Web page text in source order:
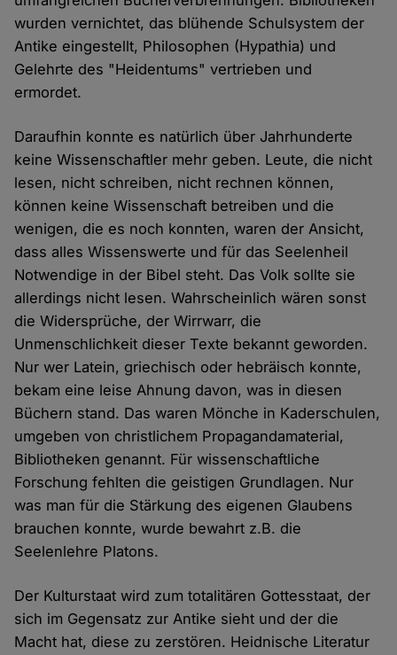
wurden vernichtet, das blühende Schulsystem der
Antike eingestellt, Philosophen (Hypathia) und
Gelehrte des "Heidentums" vertrieben und
ermordet.
Daraufhin konnte es natürlich über Jahrhunderte
keine Wissenschaftler mehr geben. Leute, die nicht
lesen, nicht schreiben, nicht rechnen können,
können keine Wissenschaft betreiben und die
wenigen, die es noch konnten, waren der Ansicht,
dass alles Wissenswerte und für das Seelenheil
Notwendige in der Bibel steht. Das Volk sollte sie
allerdings nicht lesen. Wahrscheinlich wären sonst
die Widersprüche, der Wirrwarr, die
Unmenschlichkeit dieser Texte bekannt geworden.
Nur wer Latein, griechisch oder hebräisch konnte,
bekam eine leise Ahnung davon, was in diesen
Büchern stand. Das waren Mönche in Kaderschulen,
umgeben von christlichem Propagandamaterial,
Bibliotheken genannt. Für wissenschaftliche
Forschung fehlten die geistigen Grundlagen. Nur
was man für die Stärkung des eigenen Glaubens
brauchen konnte, wurde bewahrt z.B. die
Seelenlehre Platons.
Der Kulturstaat wird zum totalitären Gottesstaat, der
sich im Gegensatz zur Antike sieht und der die
Macht hat, diese zu zerstören. Heidnische Literatur